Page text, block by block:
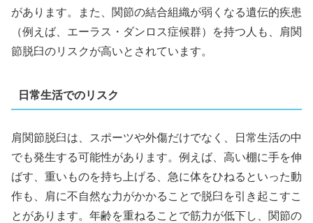
があります。また、関節の結合組織が弱くなる遺伝的疾患
（例えば、エーラス・ダンロス症候群）を持つ人も、肩関
節脱臼のリスクが高いとされています。
日常生活でのリスク
肩関節脱臼は、スポーツや外傷だけでなく、日常生活の中
でも発生する可能性があります。例えば、高い棚に手を伸
ばす、重いものを持ち上げる、急に体をひねるといった動
作も、肩に不自然な力がかかることで脱臼を引き起こすこ
とがあります。年齢を重ねることで筋力が低下し、関節の